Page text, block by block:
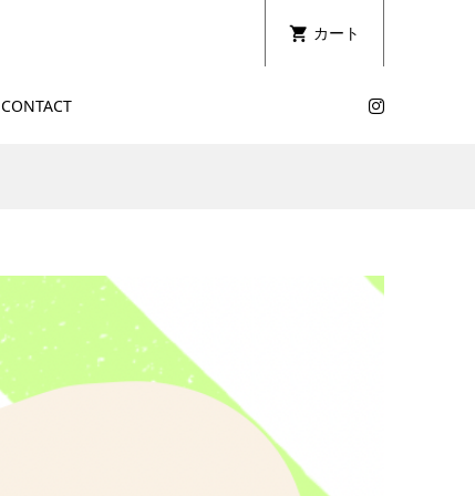
カート
CONTACT